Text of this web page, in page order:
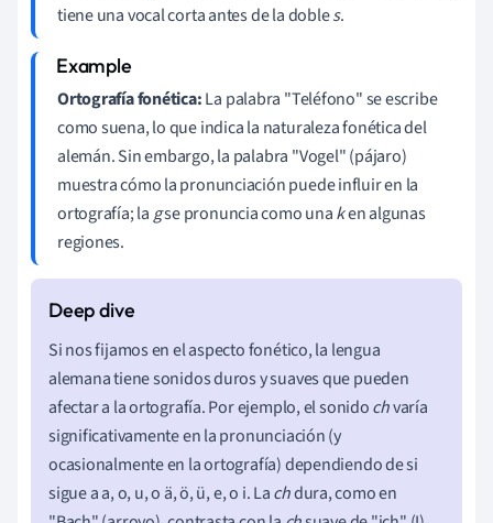
tiene una vocal corta antes de la dobles.
Ortografía fonética:La palabra "Teléfono" se escribe
como suena, lo que indica la naturaleza fonética del
alemán. Sin embargo, la palabra "Vogel" (pájaro)
muestra cómo la pronunciación puede influir en la
ortografía; lagse pronuncia como unaken algunas
regiones.
Si nos fijamos en el aspecto fonético, la lengua
alemana tiene sonidos duros y suaves que pueden
afectar a la ortografía. Por ejemplo, el sonidochvaría
significativamente en la pronunciación (y
ocasionalmente en la ortografía) dependiendo de si
sigue a a, o, u, o ä, ö, ü, e, o i. Lachdura, como en